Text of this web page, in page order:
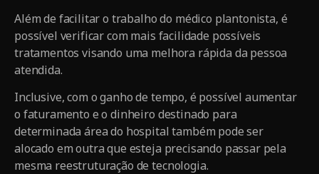
Além de facilitar o trabalho do médico plantonista, é
possível verificar com mais facilidade possíveis
tratamentos visando uma melhora rápida da pessoa
atendida.
Inclusive, com o ganho de tempo, é possível aumentar
o faturamento e o dinheiro destinado para
determinada área do hospital também pode ser
alocado em outra que esteja precisando passar pela
mesma reestruturação de tecnologia.